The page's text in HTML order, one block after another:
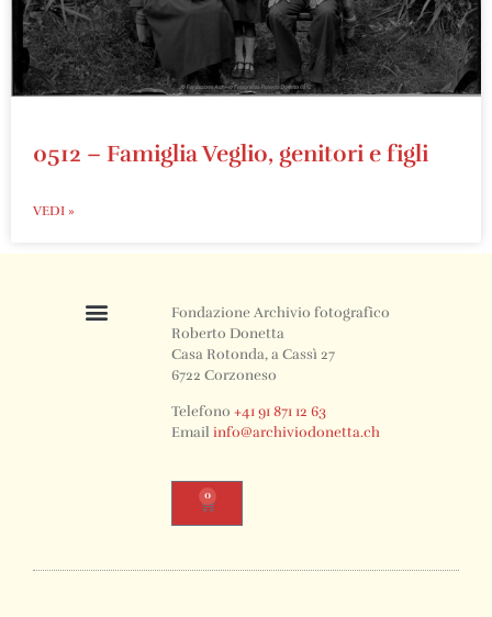
0512 – Famiglia Veglio, genitori e figli
VEDI »
Fondazione Archivio fotografico
Roberto Donetta
Casa Rotonda, a Cassì 27
6722 Corzoneso
Telefono+41 91 871 12 63
Emailinfo@archiviodonetta.ch
0